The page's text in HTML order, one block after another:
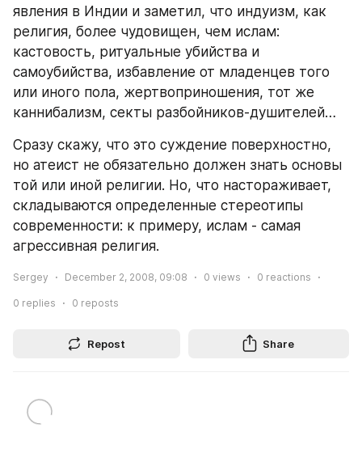
явления в Индии и заметил, что индуизм, как
религия, более чудовищен, чем ислам:
кастовость, ритуальные убийства и
самоубийства, избавление от младенцев того
или иного пола, жертвоприношения, тот же
каннибализм, секты разбойников-душителей…
Сразу скажу, что это суждение поверхностно,
но атеист не обязательно должен знать основы
той или иной религии. Но, что настораживает,
складываются определенные стереотипы
современности: к примеру, ислам - самая
агрессивная религия.
Sergey December 2, 2008, 09:08 0 views 0 reactions
0 replies 0 reposts
Repost Share